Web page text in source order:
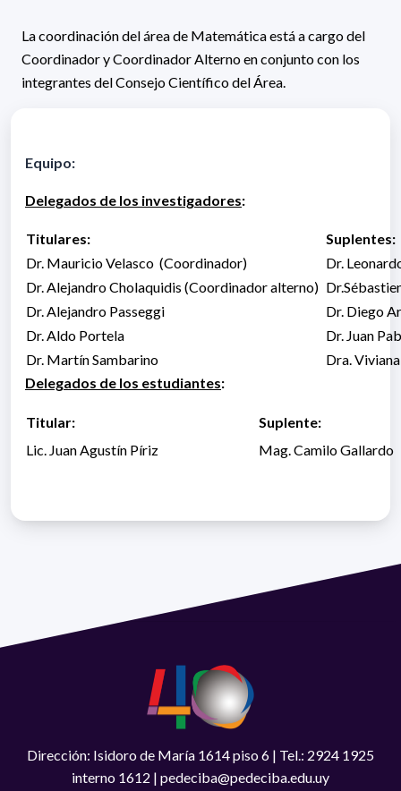
La coordinación del área de Matemática está a cargo del
Coordinador y Coordinador Alterno en conjunto con los
integrantes del Consejo Científico del Área.
Equipo:
Delegados de los investigadores:
Titulares:
Suplentes:
Dr. Mauricio Velasco (Coordinador)
Dr.
Dr. Alejandro Cholaquidis (Coordinador alterno)
Dr. Alejandro Passeggi
Dr. Diego
Dr. Aldo Portela
Dr. Juan
Dr. Martín Sambarino
Dra.
Delegados de los estudiantes:
Titular:
Suplente:
Lic. Juan Agustín Píriz
Mag. Camilo Gallardo
Dirección: Isidoro de María 1614 piso 6 | Tel.: 2924 1925
interno 1612 | pedeciba@pedeciba.edu.uy